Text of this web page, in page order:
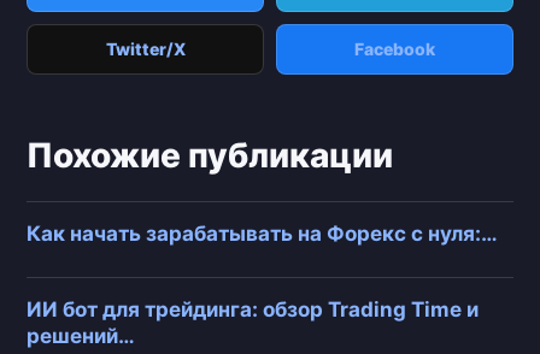
Twitter/X Facebook
Похожие публикации
Как начать зарабатывать на Форекс с нуля:…
ИИ бот для трейдинга: обзор Trading Time и
решений…